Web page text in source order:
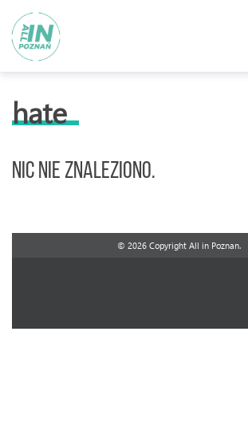
hate
Nic nie znaleziono.
© 2026 Copyright All in Poznan.